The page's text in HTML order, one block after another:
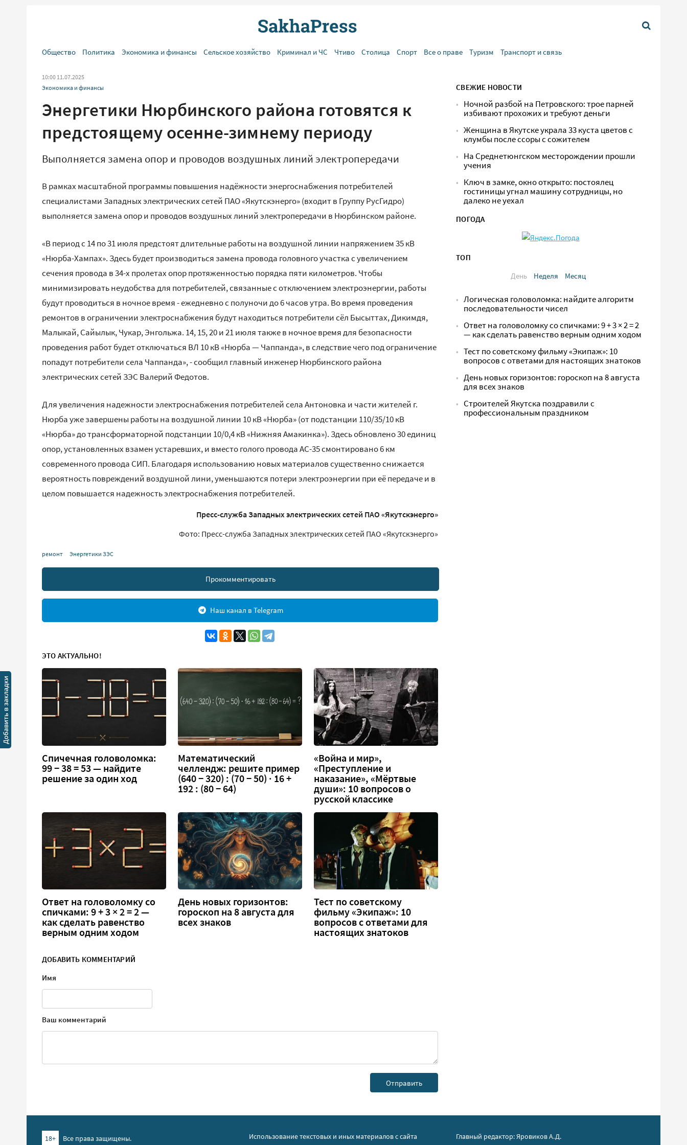
Общество Политика Экономика и финансы Сельское хозяйство Криминал и ЧС Чтиво Столица Спорт Все о праве Туризм Транспорт и связь
10:00 11.07.2025
Экономика и финансы
Энергетики Нюрбинского района готовятся к
предстоящему осенне-зимнему периоду
Выполняется замена опор и проводов воздушных линий электропередачи
В рамках масштабной программы повышения надёжности энергоснабжения потребителей
специалистами Западных электрических сетей ПАО «Якутскэнерго» (входит в Группу РусГидро)
выполняется замена опор и проводов воздушных линий электропередачи в Нюрбинском районе.
«В период с 14 по 31 июля предстоят длительные работы на воздушной линии напряжением 35 кВ
«Нюрба-Хампах». Здесь будет производиться замена провода головного участка с увеличением
сечения провода в 34-х пролетах опор протяженностью порядка пяти километров. Чтобы
минимизировать неудобства для потребителей, связанные с отключением электроэнергии, работы
будут проводиться в ночное время - ежедневно с полуночи до 6 часов утра. Во время проведения
ремонтов в ограничении электроснабжения будут находиться потребители сёл Бысыттах, Дикимдя,
Малыкай, Сайылык, Чукар, Энгольжа. 14, 15, 20 и 21 июля также в ночное время для безопасности
проведения работ будет отключаться ВЛ 10 кВ «Нюрба — Чаппанда», в следствие чего под ограничение
попадут потребители села Чаппанда», - сообщил главный инженер Нюрбинского района
электрических сетей ЗЭС Валерий Федотов.
Для увеличения надежности электроснабжения потребителей села Антоновка и части жителей г.
Нюрба уже завершены работы на воздушной линии 10 кВ «Нюрба» (от подстанции 110/35/10 кВ
«Нюрба» до трансформаторной подстанции 10/0,4 кВ «Нижняя Амакинка»). Здесь обновлено 30 единиц
опор, установленных взамен устаревших, и вместо голого провода АС-35 смонтировано 6 км
современного провода СИП. Благодаря использованию новых материалов существенно снижается
вероятность повреждений воздушной лини, уменьшаются потери электроэнергии при её передаче и в
целом повышается надежность электроснабжения потребителей.
Пресс-служба Западных электрических сетей ПАО «Якутскэнерго»
Фото: Пресс-служба Западных электрических сетей ПАО «Якутскэнерго»
ремонт Энергетики ЗЭС
Прокомментировать
Наш канал в Telegram
ЭТО АКТУАЛЬНО!
Спичечная головоломка:
99 − 38 = 53 — найдите
решение за один ход
Математический
челлендж: решите пример
(640 − 320) : (70 − 50) · 16 +
192 : (80 − 64)
«Война и мир»,
«Преступление и
наказание», «Мёртвые
души»: 10 вопросов о
русской классике
Ответ на головоломку со
спичками: 9 + 3 × 2 = 2 —
как сделать равенство
верным одним ходом
День новых горизонтов:
гороскоп на 8 августа для
всех знаков
Тест по советскому
фильму «Экипаж»: 10
вопросов с ответами для
настоящих знатоков
ДОБАВИТЬ КОММЕНТАРИЙ
Имя
Ваш комментарий
СВЕЖИЕ НОВОСТИ
Ночной разбой на Петровского: трое парней
избивают прохожих и требуют деньги
Женщина в Якутске украла 33 куста цветов с
клумбы после ссоры с сожителем
На Среднетюнгском месторождении прошли
учения
Ключ в замке, окно открыто: постоялец
гостиницы угнал машину сотрудницы, но
далеко не уехал
ПОГОДА
ТОП
День
Неделя Месяц
Логическая головоломка: найдите алгоритм
последовательности чисел
Ответ на головоломку со спичками: 9 + 3 × 2 = 2
— как сделать равенство верным одним ходом
Тест по советскому фильму «Экипаж»: 10
вопросов с ответами для настоящих знатоков
День новых горизонтов: гороскоп на 8 августа
для всех знаков
Строителей Якутска поздравили с
профессиональным праздником
18+ Все права защищены.
Использование текстовых и иных материалов с сайта
Главный редактор: Яровиков А.Д.